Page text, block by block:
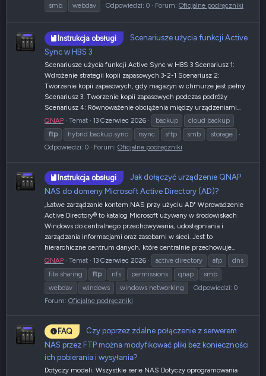
smb
webdav Odpowiedzi: 0 Forum: Oficjalne podręczniki
Instrukcja obsługi
Scenariusze użycia funkcji Active
Sync w HBS 3
Scenariusze użycia funkcji Active Sync w HBS 3 Scenariusz 1:
Wdrożenie strategii kopii zapasowych 3-2-1 Scenariusz 2:
Tworzenie kopii zapasowych, gdy magazyn w chmurze jest pełny
Scenariusz 3: Tworzenie kopii zapasowych podczas podróży
Scenariusz 4: Równoważenie obciążenia między urządzeniami...
QNAP
Temat 13 Czerwiec 2026 backup
cloud backup
ftp
hybrid backup sync rsync sftp smb
storage
Odpowiedzi: 0
Forum: Oficjalne podręczniki
Instrukcja obsługi
Jak dołączyć urządzenie QNAP
NAS do domeny Microsoft Active Directory (AD)?
„Łatwe zarządzanie kontem NAS przy użyciu AD" Wprowadzenie
Active Directory® to katalog Microsoft używany w środowiskach
Windows do centralnego przechowywania, udostępniania i
zarządzania informacjami oraz zasobami w sieci. Jest to
hierarchiczne centrum danych, które centralnie przechowuje...
QNAP
Temat 13 Czerwiec 2026 active directory afp
dns
file sharing
ftp nfs permissions qnap
smb
webdav
windows windows networking
Odpowiedzi: 0
Forum: Oficjalne podręczniki
FAQ
Czy poprzez zdalne połączenie z serwerem
NAS przez FTP można modyfikować pliki bez konieczności
ich pobierania i wysyłania?
Dotyczy modeli: Wszystkie serie NAS Dotyczy oprogramowania